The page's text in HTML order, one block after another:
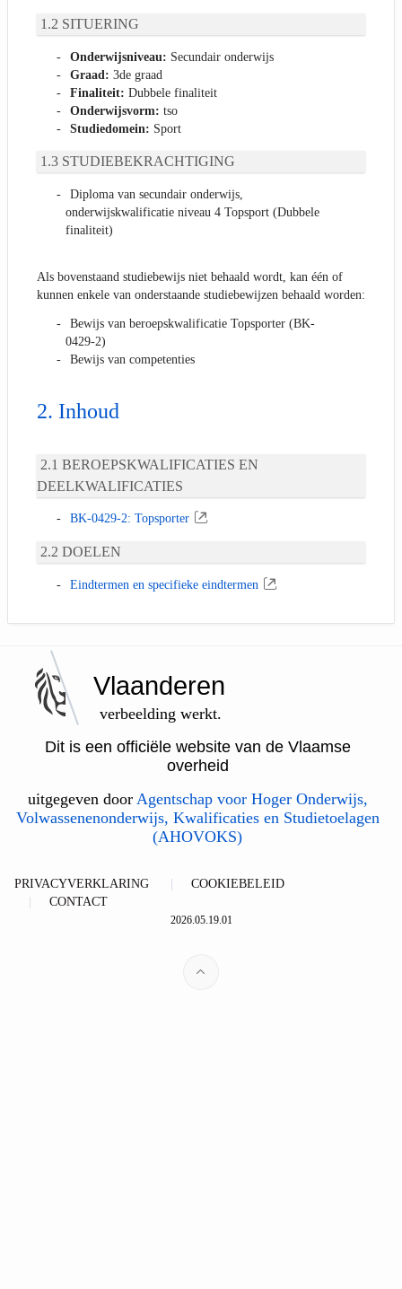
SITUERING
Onderwijsniveau: Secundair onderwijs
Graad: 3de graad
Finaliteit: Dubbele finaliteit
Onderwijsvorm: tso
Studiedomein: Sport
STUDIEBEKRACHTIGING
Diploma van secundair onderwijs,
onderwijskwalificatie niveau 4 Topsport (Dubbele
finaliteit)
Als bovenstaand studiebewijs niet behaald wordt, kan één of
kunnen enkele van onderstaande studiebewijzen behaald worden:
Bewijs van beroepskwalificatie Topsporter (BK-
0429-2)
Bewijs van competenties
Inhoud
BEROEPSKWALIFICATIES EN
DEELKWALIFICATIES
BK-0429-2: Topsporter
DOELEN
Eindtermen en specifieke eindtermen
Vlaanderen
verbeelding werkt.
Dit is een officiële website van de Vlaamse
overheid
uitgegeven door Agentschap voor Hoger Onderwijs,
Volwassenenonderwijs, Kwalificaties en Studietoelagen
(AHOVOKS)
PRIVACYVERKLARING
COOKIEBELEID
CONTACT
2026.05.19.01